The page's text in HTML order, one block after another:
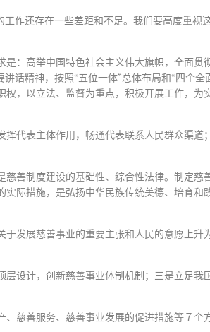
作还存在一些差距和不足。我们要高度重视
：高举中国特色社会主义伟大旗帜，全面贯
精神，按照“五位一体”总体布局和“四个全
，以立法、监督为重点，积极开展工作，为
代表主体作用，畅通代表联系人民群众渠道
善制度建设的基础性、综合性法律。制定慈
际措施，是弘扬中华民族传统美德、培育和
发展慈善事业的重要主张和人民的意愿上升
设计，创新慈善事业体制机制；三是立足我
慈善服务、慈善事业发展的促进措施等７个